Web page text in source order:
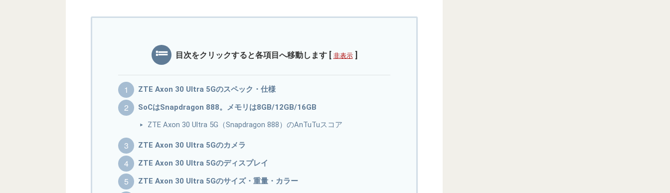
目次をクリックすると各項目へ移動します [ 非表示 ]
ZTE Axon 30 Ultra 5Gのスペック・仕様
SoCはSnapdragon 888。メモリは8GB/12GB/16GB
ZTE Axon 30 Ultra 5G（Snapdragon 888）のAnTuTuスコア
ZTE Axon 30 Ultra 5Gのカメラ
ZTE Axon 30 Ultra 5Gのディスプレイ
ZTE Axon 30 Ultra 5Gのサイズ・重量・カラー